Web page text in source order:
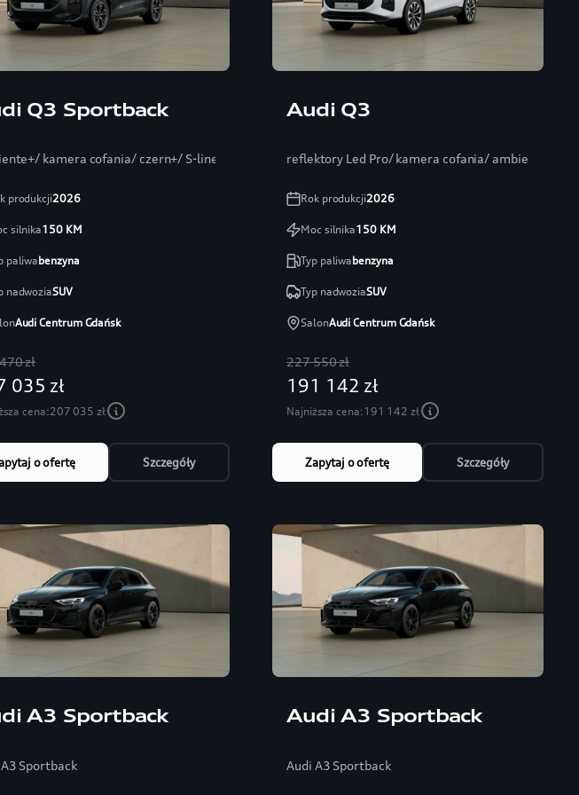
Q3 Sportback
kamera cofania/ czern+/ S-line/ Mirkofibra
produkcji2026
silnika150KM
paliwabenzyna
nadwoziaSUV
Audi Centrum Gdańsk
zł
035 zł
cena:207 035 zł
o ofertę Szczegóły
Audi Q3
reflektory Led Pro/ kamera cofania/ ambiente+/
Rok produkcji2026
Moc silnika150KM
Typ paliwabenzyna
Typ nadwoziaSUV
SalonAudi Centrum Gdańsk
227 550 zł
191 142 zł
Najniższa cena:191 142 zł
Zapytaj o ofertę Szczegóły
A3 Sportback
Sportback
Audi A3 Sportback
Audi A3 Sportback